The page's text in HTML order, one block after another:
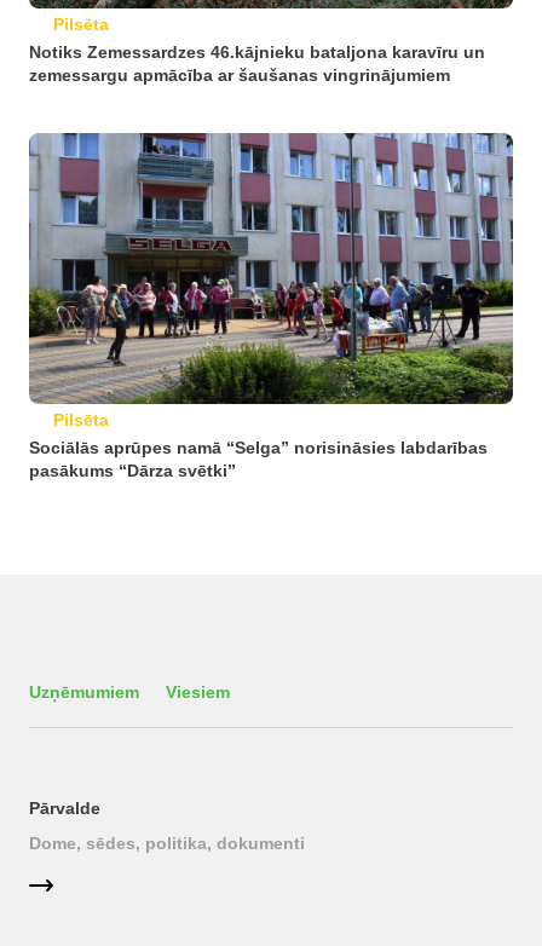
Pilsēta
Notiks Zemessardzes 46.kājnieku bataljona karavīru un
zemessargu apmācība ar šaušanas vingrinājumiem
Pilsēta
Sociālās aprūpes namā “Selga” norisināsies labdarības
pasākums “Dārza svētki”
Uzņēmumiem Viesiem
Pārvalde
Dome, sēdes, politika, dokumenti